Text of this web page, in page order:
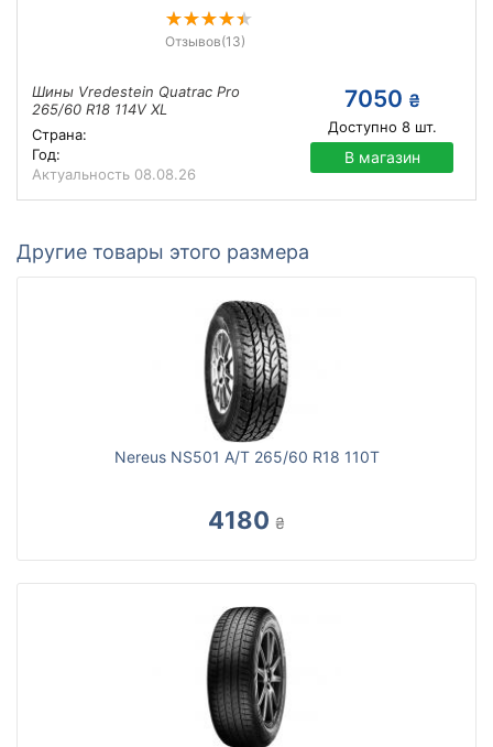
Отзывов(13)
Шины Vredestein Quatrac Pro
265/60 R18 114V XL
Страна:
Год:
Актуальность 08.08.26
7050 ₴
Доступно 8шт.
В магазин
Другие товары этого размера
Nereus NS501 A/T 265/60 R18 110T
4180 ₴